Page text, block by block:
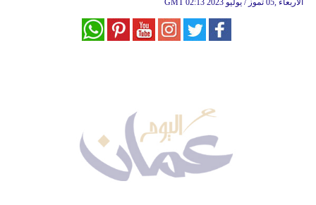
GMT 02:13 2023 الأربعاء ,05 تموز / يوليو